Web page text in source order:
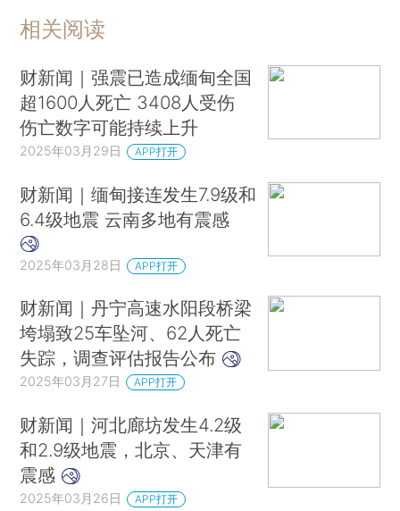
相关阅读
财新闻｜强震已造成缅甸全国
超1600人死亡 3408人受伤
伤亡数字可能持续上升
2025年03月29日 APP打开
财新闻｜缅甸接连发生7.9级和
6.4级地震 云南多地有震感
2025年03月28日 APP打开
财新闻｜丹宁高速水阳段桥梁
垮塌致25车坠河、62人死亡
失踪，调查评估报告公布
2025年03月27日 APP打开
财新闻｜河北廊坊发生4.2级
和2.9级地震，北京、天津有
震感
2025年03月26日 APP打开